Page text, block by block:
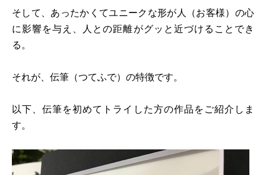
そして、あったかくてユニークな形が人（お客様）の心
に影響を与え、人との距離がグッと近づけることでき
る。
それが、伝筆（つてふで）の特徴です。
以下、伝筆を初めてトライした方の作品をご紹介しま
す。